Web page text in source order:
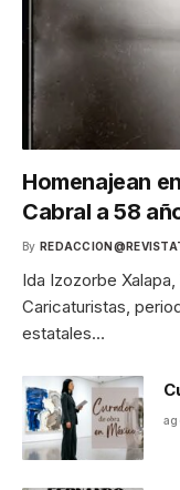
Homenajean
Cabral a 58
By
Ida Izozorbe
Caricaturistas,
estatales…